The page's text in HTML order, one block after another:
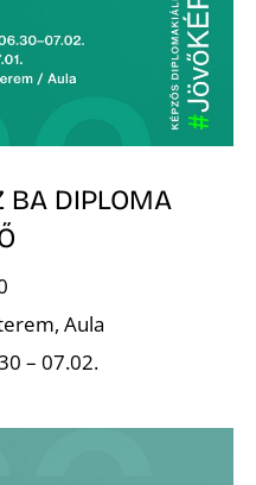
BA DIPLOMA
Aula
– 07.02.